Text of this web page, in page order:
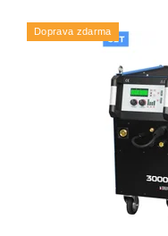
Doprava zdarma